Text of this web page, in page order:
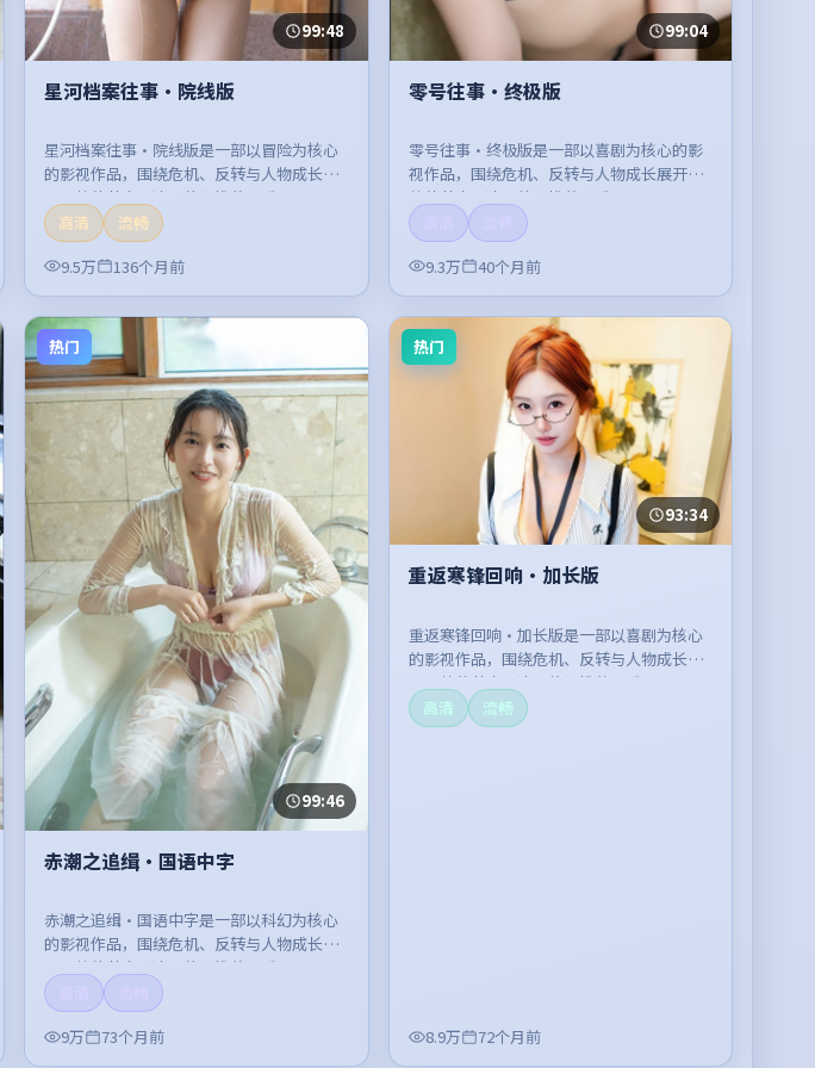
99:48
星河档案往事·院线版
星河档案往事·院线版是一部以冒险为核心
的影视作品，围绕危机、反转与人物成长展
开，整体节奏紧凑，值得推荐观看。
高清
流畅
9.5万
136个月前
99:04
零号往事·终极版
零号往事·终极版是一部以喜剧为核心的影
视作品，围绕危机、反转与人物成长展开，
整体节奏紧凑，值得推荐观看。
9.3万
40个月前
热门
99:46
赤潮之追缉·国语中字
赤潮之追缉·国语中字是一部以科幻为核心
的影视作品，围绕危机、反转与人物成长展
开，整体节奏紧凑，值得推荐观看。
9万
73个月前
热门
93:34
重返寒锋回响·加长版
重返寒锋回响·加长版是一部以喜剧为核心
的影视作品，围绕危机、反转与人物成长展
开，整体节奏紧凑，值得推荐观看。
高清
流畅
8.9万 72个月前